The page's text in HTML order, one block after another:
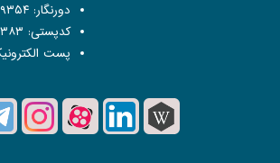
دورنگار: ۵۵۴۰۹۳۵۴ (۲۱) ۰۰۹۸
کدپستی: ۱۳۳۳۷۱۴۳۸۳
پست